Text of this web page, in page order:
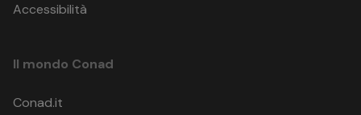
Accessibilità
Il mondo Conad
Conad.it